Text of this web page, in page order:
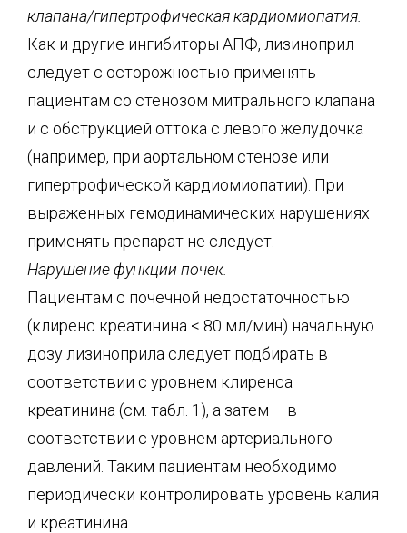
клапана/гипертрофическая кардиомиопатия.
Как и другие ингибиторы АПФ, лизиноприл
следует с осторожностью применять
пациентам со стенозом митрального клапана
и с обструкцией оттока с левого желудочка
(например, при аортальном стенозе или
гипертрофической кардиомиопатии). При
выраженных гемодинамических нарушениях
применять препарат не следует.
Нарушение функции почек.
Пациентам с почечной недостаточностью
(клиренс креатинина < 80 мл/мин) начальную
дозу лизиноприла следует подбирать в
соответствии с уровнем клиренса
креатинина (см. табл. 1), а затем – в
соответствии с уровнем артериального
давлений. Таким пациентам необходимо
периодически контролировать уровень калия
и креатинина.